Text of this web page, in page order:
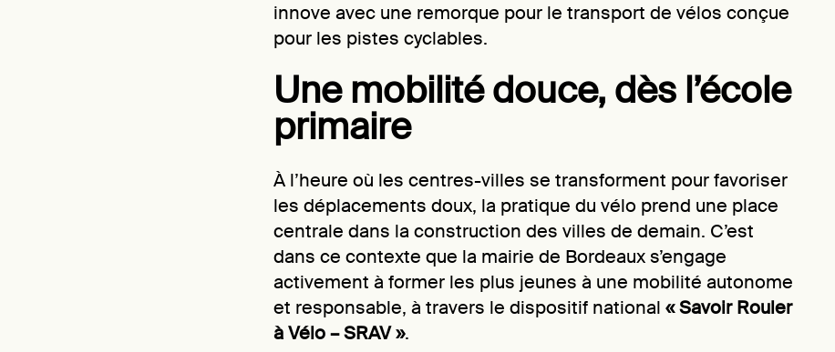
innove avec une remorque pour le transport de vélos conçue
pour les pistes cyclables.
Une mobilité douce, dès l’école
primaire
À l’heure où les centres-villes se transforment pour favoriser
les déplacements doux, la pratique du vélo prend une place
centrale dans la construction des villes de demain. C’est
dans ce contexte que la mairie de Bordeaux s’engage
activement à former les plus jeunes à une mobilité autonome
et responsable, à travers le dispositif national « Savoir Rouler
à Vélo – SRAV ».